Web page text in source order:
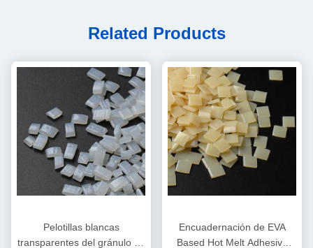
Related Products
Pelotillas blancas
transparentes del gránulo de
Encuadernación de EVA
Based Hot Melt Adhesive